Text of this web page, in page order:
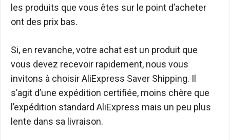
les produits que vous êtes sur le point d’acheter
ont des prix bas.
Si, en revanche, votre achat est un produit que
vous devez recevoir rapidement, nous vous
invitons à choisir AliExpress Saver Shipping. Il
s’agit d’une expédition certifiée, moins chère que
l’expédition standard AliExpress mais un peu plus
lente dans sa livraison.